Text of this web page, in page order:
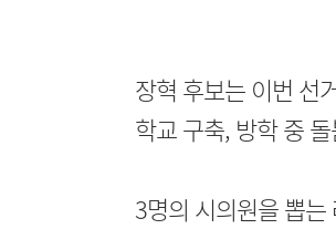
장혁 후보는 이번 선
학교 구축, 방학 중
3명의 시의원을 뽑